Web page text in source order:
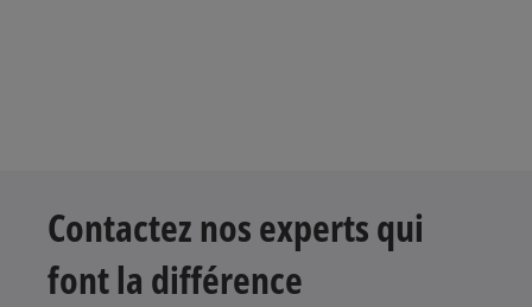
Contactez nos experts qui
font la différence